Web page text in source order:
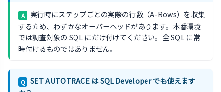
A
実行時にステップごとの実際の行数（A-Rows）を収集
するため、わずかなオーバーヘッドがあります。本番環境
では調査対象の SQL にだけ付けてください。全 SQL に常
時付けるものではありません。
Q
SET AUTOTRACE は SQL Developer でも使えます